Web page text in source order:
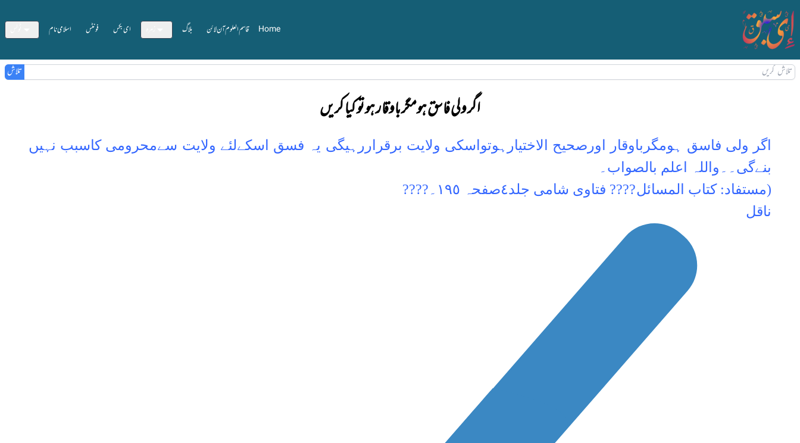
Home قاسم العلوم آن لائن بلاگ ای بکس فونٹس اسلامی نام
تلاش
اگر ولی فاسق ہومگر باوقار ہو تو کیا کریں
اگر ولی فاسق ہومگرباوقار اورصحیح الاختیارہوتواسکی ولایت برقراررہیگی یہ فسق اسکےلئے ولایت سےمحرومی کاسبب نہیں
بنےگی۔۔واللہ اعلم بالصواب۔
(مستفاد: کتاب المسائل???? فتاوی شامی جلد٤صفحہ ١٩٥۔????
ناقل